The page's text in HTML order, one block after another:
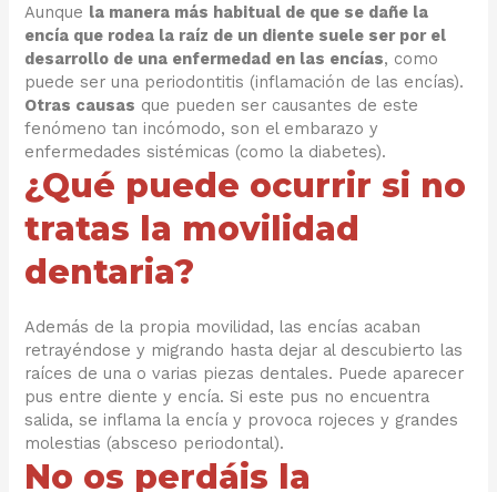
Aunque la manera más habitual de que se dañe la
encía que rodea la raíz de un diente suele ser por el
desarrollo de una enfermedad en las encías, como
puede ser una periodontitis (inflamación de las encías).
Otras causas que pueden ser causantes de este
fenómeno tan incómodo, son el embarazo y
enfermedades sistémicas (como la diabetes).
¿Qué puede ocurrir si no
tratas la movilidad
dentaria?
Además de la propia movilidad, las encías acaban
retrayéndose y migrando hasta dejar al descubierto las
raíces de una o varias piezas dentales. Puede aparecer
pus entre diente y encía. Si este pus no encuentra
salida, se inflama la encía y provoca rojeces y grandes
molestias (absceso periodontal).
No os perdáis la